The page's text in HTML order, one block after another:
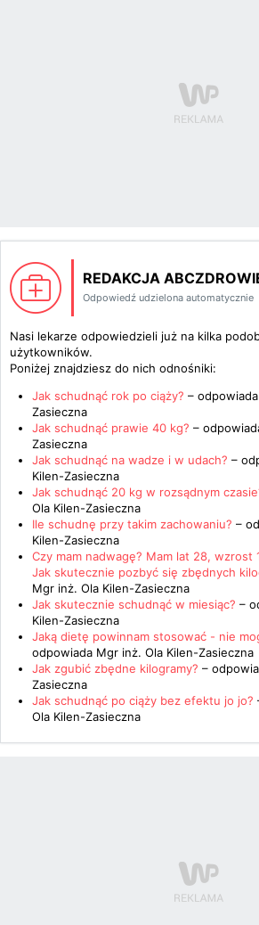
REDAKCJA
Odpowiedź udzielona automatycznie
Nasi lekarze odpowiedzieli już na kilka
użytkowników.
Poniżej znajdziesz do nich odnośniki:
Jak schudnąć rok po ciąży? – odpowiada
Zasieczna
Jak schudnąć prawie 40 kg? –
Zasieczna
Jak schudnąć na wadze i w udach? –
Kilen-Zasieczna
Jak schudnąć 20 kg w rozsądnym
Ola Kilen-Zasieczna
Ile schudnę przy takim zachowaniu? –
Kilen-Zasieczna
Czy mam nadwagę? Mam lat 28, wzrost
Jak skutecznie pozbyć się zbędnych
Mgr inż. Ola Kilen-Zasieczna
Jak skutecznie schudnąć w miesiąc? –
Kilen-Zasieczna
Jaką dietę powinnam stosować - nie
odpowiada Mgr inż. Ola Kilen-Zasieczna
Jak zgubić zbędne kilogramy? –
Zasieczna
Jak schudnąć po ciąży bez efektu jo jo?
Ola Kilen-Zasieczna